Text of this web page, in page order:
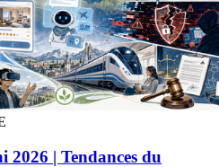
2026 | Tendances du